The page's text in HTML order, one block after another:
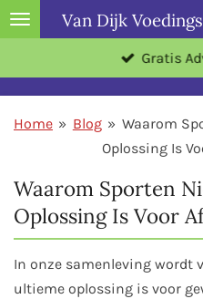
Ga
de
hoofdinhoud
Van Dijk
Gratis
Home » Blog » Waarom
Oplossing Is
Waarom Sporten
Oplossing Is Voor
In onze samenleving wordt
ultieme oplossing is voor